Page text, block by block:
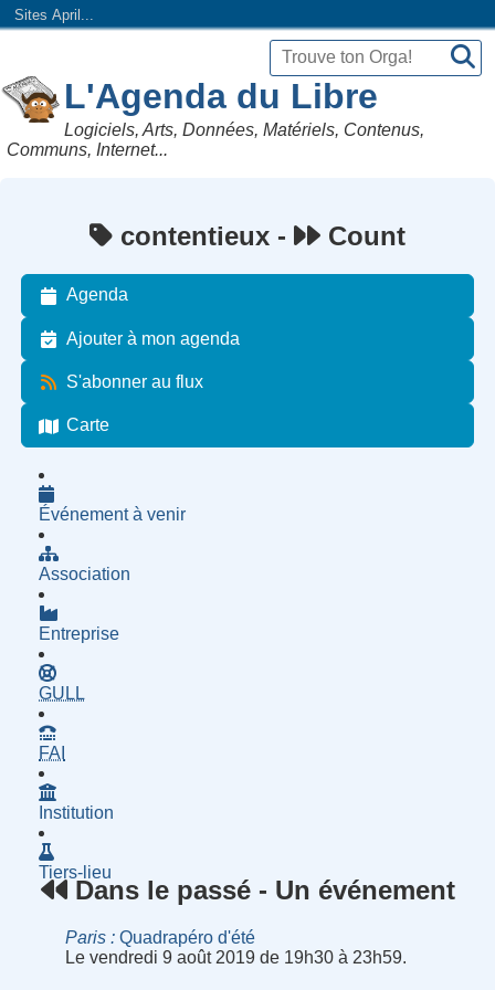
Sites April...
L'Agenda du Libre
Logiciels, Arts, Données, Matériels, Contenus,
Communs, Internet...
contentieux - Count
Agenda
Ajouter à mon agenda
S'abonner au flux
Carte
Événement à venir
Association
Entreprise
GULL
FAI
Institution
Tiers-lieu
Dans le passé - Un événement
Paris
Quadrapéro d'été
Le vendredi 9 août 2019 de 19h30 à 23h59.